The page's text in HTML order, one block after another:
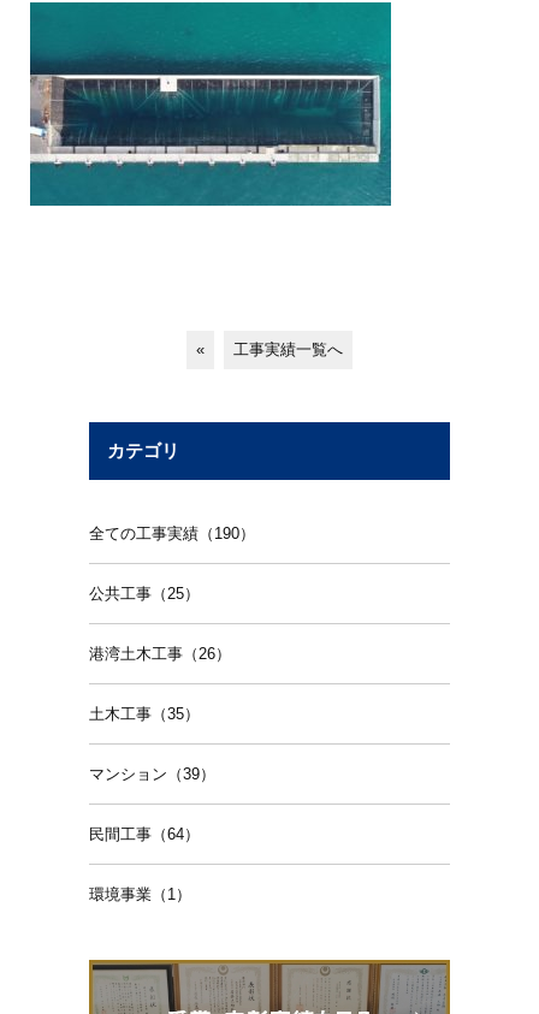
« 工事実績一覧へ
カテゴリ
全ての工事実績（190）
公共工事（25）
港湾土木工事（26）
土木工事（35）
マンション（39）
民間工事（64）
環境事業（1）